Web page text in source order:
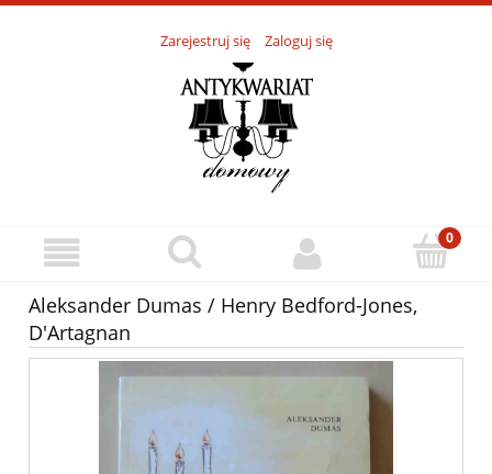
Zarejestruj się Zaloguj się
Aleksander Dumas / Henry Bedford-Jones,
D'Artagnan